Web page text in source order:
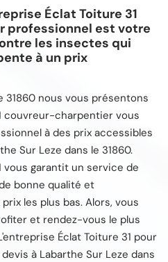
Éclat Toiture 31
professionnel est votre
les insectes qui
à un prix
31860 nous vous présentons
couvreur-charpentier vous
à des prix accessibles
Sur Leze dans le 31860.
vous garantit un service de
bonne qualité et
les plus bas. Alors, vous
et rendez-vous le plus
Éclat Toiture 31 pour
à Labarthe Sur Leze dans